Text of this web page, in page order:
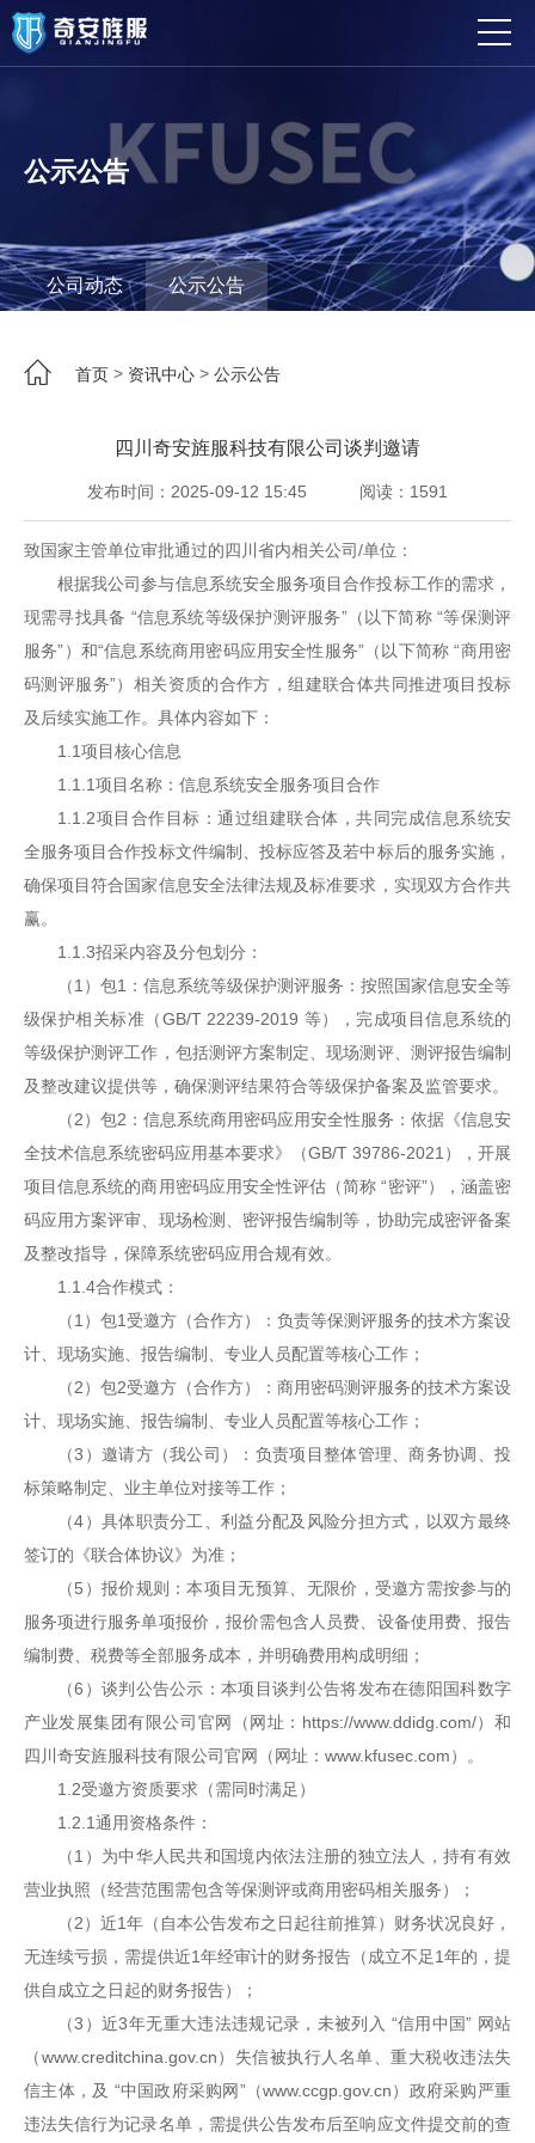
公示公告
公司动态 公示公告
首页 > 资讯中心 > 公示公告
四川奇安旌服科技有限公司谈判邀请
发布时间：2025-09-12 15:45 阅读：1591
致国家主管单位审批通过的四川省内相关公司/单位：
根据我公司参与信息系统安全服务项目合作投标工作的需求，
现需寻找具备 “信息系统等级保护测评服务”（以下简称 “等保测评
服务”）和“信息系统商用密码应用安全性服务”（以下简称 “商用密
码测评服务”）相关资质的合作方，组建联合体共同推进项目投标
及后续实施工作。具体内容如下：
1.1项目核心信息
1.1.1项目名称：信息系统安全服务项目合作
1.1.2项目合作目标：通过组建联合体，共同完成信息系统安
全服务项目合作投标文件编制、投标应答及若中标后的服务实施，
确保项目符合国家信息安全法律法规及标准要求，实现双方合作共
赢。
1.1.3招采内容及分包划分：
（1）包1：信息系统等级保护测评服务：按照国家信息安全等
级保护相关标准（GB/T 22239-2019 等），完成项目信息系统的
等级保护测评工作，包括测评方案制定、现场测评、测评报告编制
及整改建议提供等，确保测评结果符合等级保护备案及监管要求。
（2）包2：信息系统商用密码应用安全性服务：依据《信息安
全技术信息系统密码应用基本要求》（GB/T 39786-2021），开展
项目信息系统的商用密码应用安全性评估（简称 “密评”），涵盖密
码应用方案评审、现场检测、密评报告编制等，协助完成密评备案
及整改指导，保障系统密码应用合规有效。
1.1.4合作模式：
（1）包1受邀方（合作方）：负责等保测评服务的技术方案设
计、现场实施、报告编制、专业人员配置等核心工作；
（2）包2受邀方（合作方）：商用密码测评服务的技术方案设
计、现场实施、报告编制、专业人员配置等核心工作；
（3）邀请方（我公司）：负责项目整体管理、商务协调、投
标策略制定、业主单位对接等工作；
（4）具体职责分工、利益分配及风险分担方式，以双方最终
签订的《联合体协议》为准；
（5）报价规则：本项目无预算、无限价，受邀方需按参与的
服务项进行服务单项报价，报价需包含人员费、设备使用费、报告
编制费、税费等全部服务成本，并明确费用构成明细；
（6）谈判公告公示：本项目谈判公告将发布在德阳国科数字
产业发展集团有限公司官网（网址：https://www.ddidg.com/）和
四川奇安旌服科技有限公司官网（网址：www.kfusec.com）。
1.2受邀方资质要求（需同时满足）
1.2.1通用资格条件：
（1）为中华人民共和国境内依法注册的独立法人，持有有效
营业执照（经营范围需包含等保测评或商用密码相关服务）；
（2）近1年（自本公告发布之日起往前推算）财务状况良好，
无连续亏损，需提供近1年经审计的财务报告（成立不足1年的，提
供自成立之日起的财务报告）；
（3）近3年无重大违法违规记录，未被列入 “信用中国” 网站
（www.creditchina.gov.cn）失信被执行人名单、重大税收违法失
信主体，及 “中国政府采购网”（www.ccgp.gov.cn）政府采购严重
违法失信行为记录名单，需提供公告发布后至响应文件提交前的查